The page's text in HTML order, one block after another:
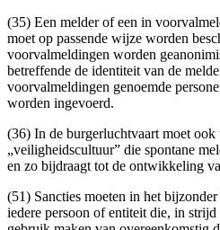
(35) Een melder of een in
moet op passende wijze worden
voorvalmeldingen worden
betreffende de identiteit van de
voorvalmeldingen genoemde
worden ingevoerd.
(36) In de burgerluchtvaart moet
„veiligheidscultuur” die spontane
en zo bijdraagt tot de ontwikkeling
(51) Sancties moeten in het
iedere persoon of entiteit die, in